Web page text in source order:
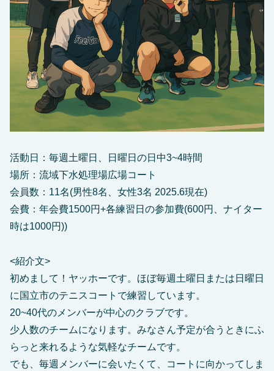
活動日：毎週土曜日、日曜日の日中3~4時間
場所：流域下水処理場広場コート
会員数：11名(男性8名、女性3名 2025.6現在)
会費：年会費1500円+各練習日の参加費(600円、ナイター
時は1000円))
<紹介文>
初めまして！ヤッホーです。ほぼ毎週土曜日または日曜日
に国立市のテニスコートで練習しています。
20~40代のメンバーが中心のクラブです。
少人数のチームになります。みなさん予定が合うときにふ
らっと来れるような気軽なチームです。
でも、毎週メンバーに会いたくて、コートに向かってしま